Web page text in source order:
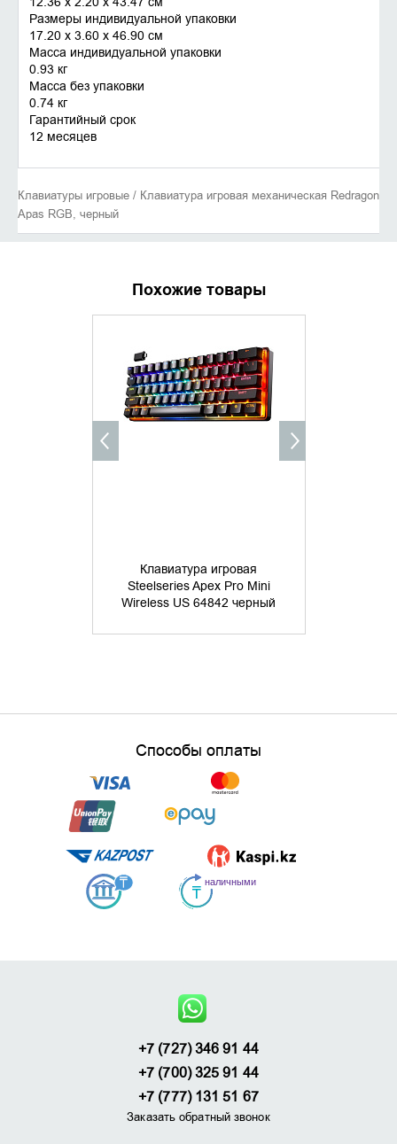
Размеры индивидуальной упаковки
17.20 x 3.60 x 46.90 см
Масса индивидуальной упаковки
0.93 кг
Масса без упаковки
0.74 кг
Гарантийный срок
12 месяцев
Клавиатуры игровые / Клавиатура игровая механическая Redragon
Apas RGB, черный
Похожие товары
Клавиатура игровая
Steelseries Apex Pro Mini
Wireless US 64842 черный
УТОЧНИТЬ НАЛИЧИЕ
Способы оплаты
+7 (727) 346 91 44
+7 (700) 325 91 44
+7 (777) 131 51 67
Заказать обратный звонок